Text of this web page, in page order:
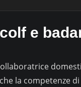
e
la competenze